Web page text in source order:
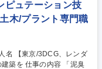
ピュテーション技
木/プラント専門職
「泥臭